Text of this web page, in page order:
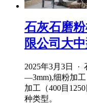
石灰石磨
限公司大
2025年3月3日 ·
—3mm),细粉加工
加工（400目
种类型。